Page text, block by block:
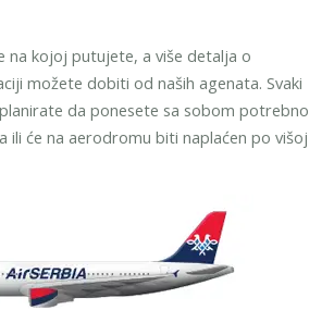
na kojoj putujete, a više detalja o
možete dobiti od naših agenata. Svaki
da ponesete sa sobom potrebno
ili će na aerodromu biti naplaćen po višoj